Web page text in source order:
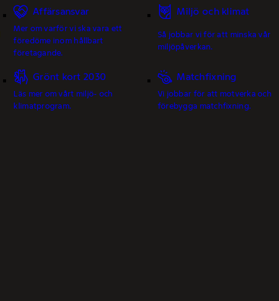
Affärsansvar
Mer om varför vi ska vara ett
föredöme inom hållbart
företagande.
Miljö och klimat
Så jobbar vi för att minska vår
miljöpåverkan.
Grönt kort 2030
Läs mer om vårt miljö- och
klimatprogram.
Matchfixning
Vi jobbar för att motverka och
förebygga matchfixning.